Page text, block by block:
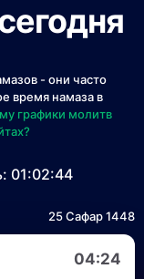
- они часто
время намаза в
графики молитв
01:02:44
25 Сафар 1448
04:24